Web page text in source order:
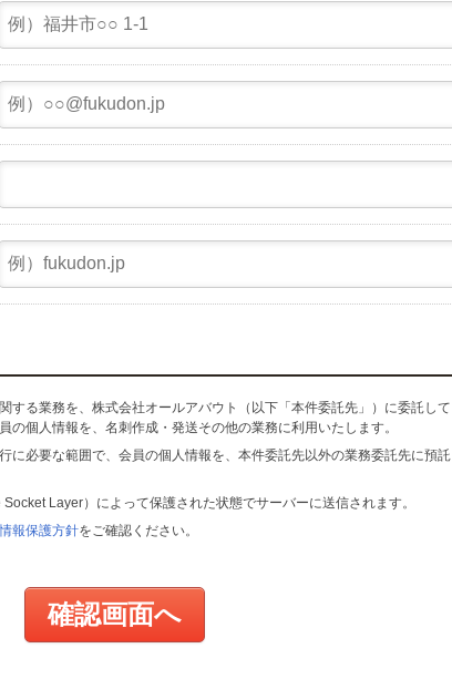
する業務を、株式会社オールアバウト（以下「本件委託先」）に委託して
の個人情報を、名刺作成・発送その他の業務に利用いたします。
に必要な範囲で、会員の個人情報を、本件委託先以外の業務委託先に預託
Layer）によって保護された状態でサーバーに送信されます。
報保護方針をご確認ください。
確認画面へ